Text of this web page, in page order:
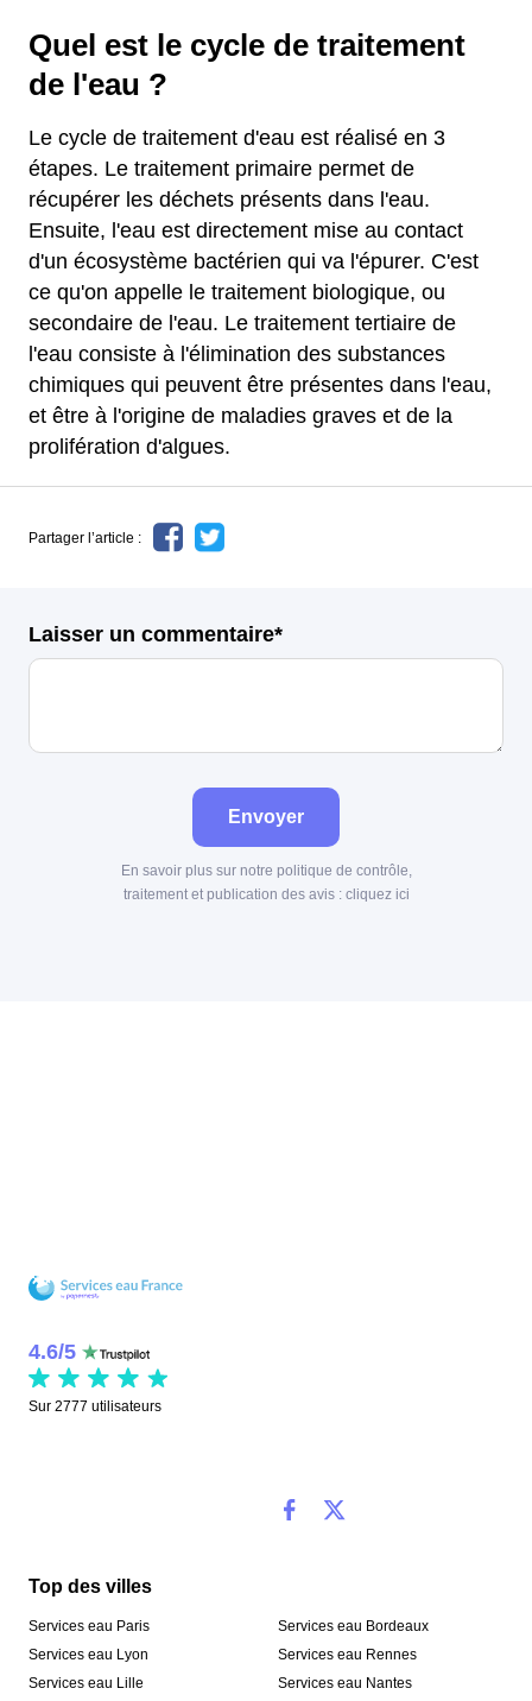
Quel est le cycle de traitement
de l'eau ?
Le cycle de traitement d'eau est réalisé en 3
étapes. Le traitement primaire permet de
récupérer les déchets présents dans l'eau.
Ensuite, l'eau est directement mise au contact
d'un écosystème bactérien qui va l'épurer. C'est
ce qu'on appelle le traitement biologique, ou
secondaire de l'eau. Le traitement tertiaire de
l'eau consiste à l'élimination des substances
chimiques qui peuvent être présentes dans l'eau,
et être à l'origine de maladies graves et de la
prolifération d'algues.
Partager l’article :
Laisser un commentaire*
Envoyer
En savoir plus sur notre politique de contrôle,
traitement et publication des avis : cliquez ici
4.6/5
Sur 2777 utilisateurs
Top des villes
Services eau Paris
Services eau Lyon
Services eau Lille
Services eau Bordeaux
Services eau Rennes
Services eau Nantes